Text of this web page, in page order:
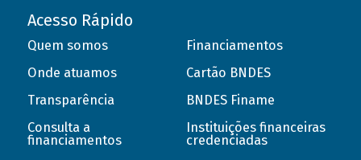
Acesso Rápido
Quem somos
Onde atuamos
Transparência
Consulta a
financiamentos
Financiamentos
Cartão BNDES
BNDES Finame
Instituições financeiras
credenciadas